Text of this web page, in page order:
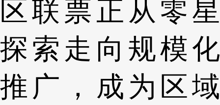
区联票正从零星
探索走向规模化
推广，成为区域